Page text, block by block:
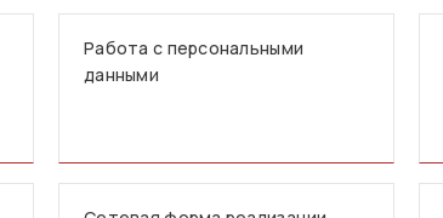
Работа с персональными
данными